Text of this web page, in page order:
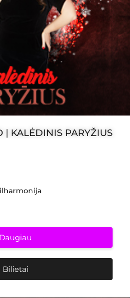
| KALĖDINIS PARYŽIUS
Daugiau
Bilietai